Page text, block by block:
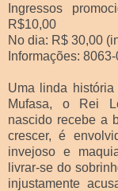
Ingressos
R$10,00
No dia: R$ 30,00
Informações:
Uma linda
Mufasa, o Rei
nascido recebe a
crescer, é
invejoso e
livrar-se do
injustamente